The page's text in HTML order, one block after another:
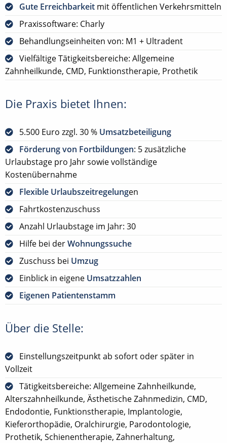
Gute Erreichbarkeit mit öffentlichen Verkehrsmitteln
Praxissoftware: Charly
Behandlungseinheiten von: M1 + Ultradent
Vielfältige Tätigkeitsbereiche: Allgemeine
Zahnheilkunde, CMD, Funktionstherapie, Prothetik
Die Praxis bietet Ihnen:
5.500 Euro zzgl. 30 % Umsatzbeteiligung
Förderung von Fortbildungen: 5 zusätzliche
Urlaubstage pro Jahr sowie vollständige
Kostenübernahme
Flexible Urlaubszeitregelungen
Fahrtkostenzuschuss
Anzahl Urlaubstage im Jahr: 30
Hilfe bei derWohnungssuche
Zuschuss bei Umzug
Einblick in eigene Umsatzzahlen
Eigenen Patientenstamm
Über die Stelle:
Einstellungszeitpunkt ab sofort oder später in
Vollzeit
Tätigkeitsbereiche: Allgemeine Zahnheilkunde,
Alterszahnheilkunde, Ästhetische Zahnmedizin, CMD,
Endodontie, Funktionstherapie, Implantologie,
Kieferorthopädie, Oralchirurgie, Parodontologie,
Prothetik, Schienentherapie, Zahnerhaltung,